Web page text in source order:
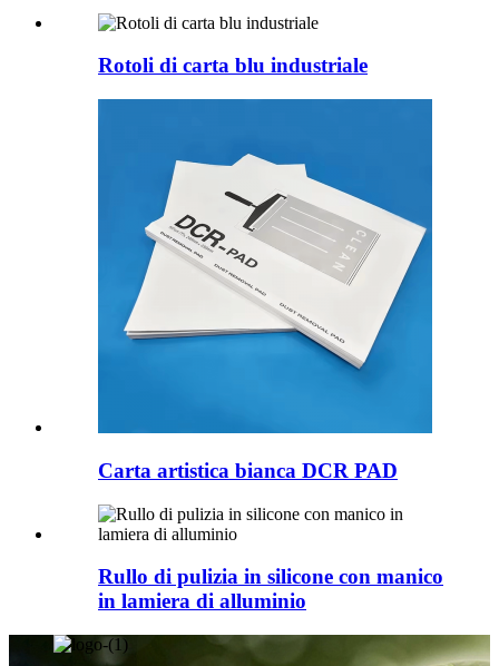
Rotoli di carta blu industriale
Carta artistica bianca DCR PAD
Rullo di pulizia in silicone con manico
in lamiera di alluminio